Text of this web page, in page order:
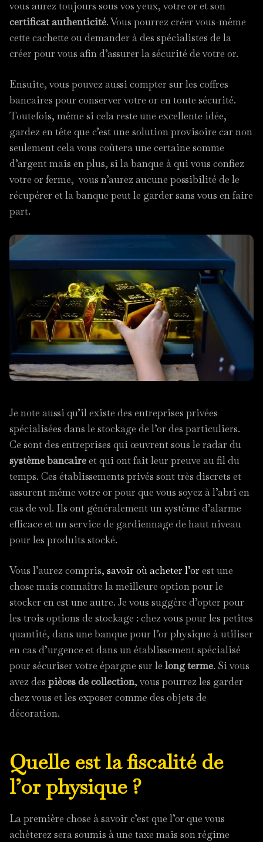
vous aurez toujours sous vos yeux, votre or et son
certificat authenticité. Vous pourrez créer vous-même
cette cachette ou demander à des spécialistes de la
créer pour vous afin d’assurer la sécurité de votre or.
Ensuite, vous pouvez aussi compter sur les coffres
bancaires pour conserver votre or en toute sécurité.
Toutefois, même si cela reste une excellente idée,
gardez en tête que c’est une solution provisoire car non
seulement cela vous coûtera une certaine somme
d’argent mais en plus, si la banque à qui vous confiez
votre or ferme, vous n’aurez aucune possibilité de le
récupérer et la banque peut le garder sans vous en faire
part.
Je note aussi qu’il existe des entreprises privées
spécialisées dans le stockage de l’or des particuliers.
Ce sont des entreprises qui œuvrent sous le radar du
système bancaireet qui ont fait leur preuve au fil du
temps. Ces établissements privés sont très discrets et
assurent même votre or pour que vous soyez à l’abri en
cas de vol. Ils ont généralement un système d’alarme
efficace et un service de gardiennage de haut niveau
pour les produits stocké.
Vous l’aurez compris, savoir où acheter l’or est une
chose mais connaître la meilleure option pour le
stocker en est une autre. Je vous suggère d’opter pour
les trois options de stockage : chez vous pour les petites
quantité, dans une banque pour l’or physique à utiliser
en cas d’urgence et dans un établissement spécialisé
pour sécuriser votre épargne sur le long terme. Si vous
avez des pièces de collection, vous pourrez les garder
chez vous et les exposer comme des objets de
décoration.
Quelle est la fiscalité de
l’or physique ?
La première chose à savoir c’est que l’or que vous
achèterez sera soumis à une taxe mais son régime